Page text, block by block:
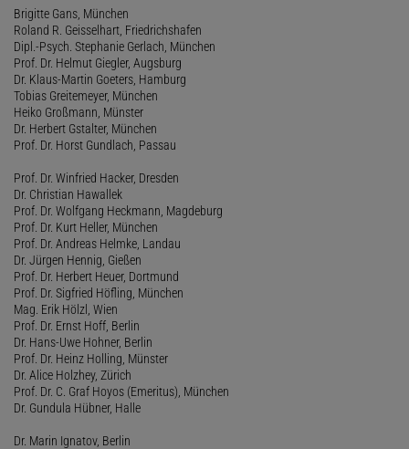
Brigitte Gans, München
Roland R. Geisselhart, Friedrichshafen
Dipl.-Psych. Stephanie Gerlach, München
Prof. Dr. Helmut Giegler, Augsburg
Dr. Klaus-Martin Goeters, Hamburg
Tobias Greitemeyer, München
Heiko Großmann, Münster
Dr. Herbert Gstalter, München
Prof. Dr. Horst Gundlach, Passau
Prof. Dr. Winfried Hacker, Dresden
Dr. Christian Hawallek
Prof. Dr. Wolfgang Heckmann, Magdeburg
Prof. Dr. Kurt Heller, München
Prof. Dr. Andreas Helmke, Landau
Dr. Jürgen Hennig, Gießen
Prof. Dr. Herbert Heuer, Dortmund
Prof. Dr. Sigfried Höfling, München
Mag. Erik Hölzl, Wien
Prof. Dr. Ernst Hoff, Berlin
Dr. Hans-Uwe Hohner, Berlin
Prof. Dr. Heinz Holling, Münster
Dr. Alice Holzhey, Zürich
Prof. Dr. C. Graf Hoyos (Emeritus), München
Dr. Gundula Hübner, Halle
Dr. Marin Ignatov, Berlin